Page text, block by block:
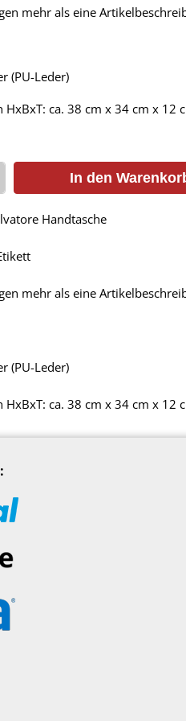
mehr als eine
(PU-Leder)
HxBxT: ca. 38 cm x 34 cm x 12
In den
Handtasche
mehr als eine
(PU-Leder)
HxBxT: ca. 38 cm x 34 cm x 12